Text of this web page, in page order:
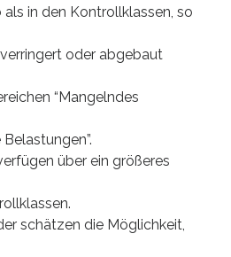
in den Kontrollklassen, so
oder abgebaut
“Mangelndes
über ein größeres
schätzen die Möglichkeit,